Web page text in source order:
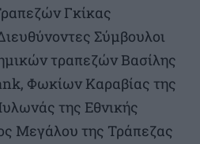
Γκίκας
Σύμβουλοι
τραπεζών Βασίλης
Φωκίων Καραβίας της
της Εθνικής
Μεγάλου της Τράπεζας